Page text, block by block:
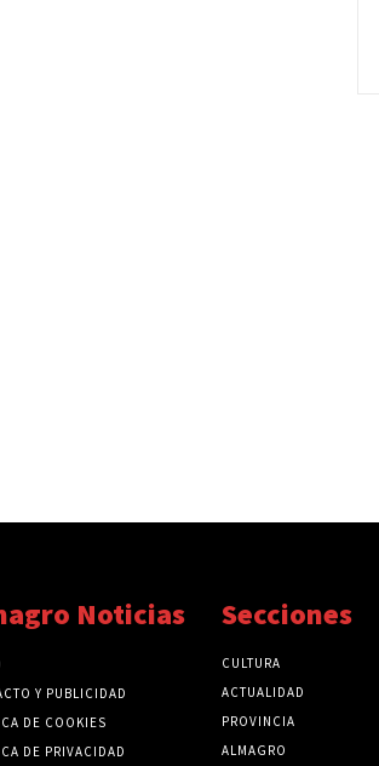
Noticias
Y PUBLICIDAD
DE COOKIES
DE PRIVACIDAD
Secciones
CULTURA
ACTUALIDAD
PROVINCIA
ALMAGRO